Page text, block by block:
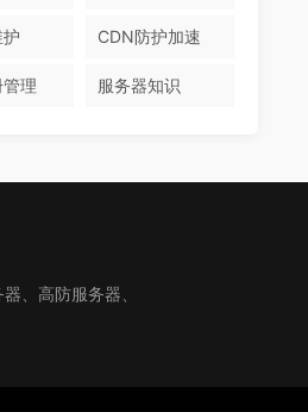
CDN防护加速
理 服务器知识
、高防服务器、